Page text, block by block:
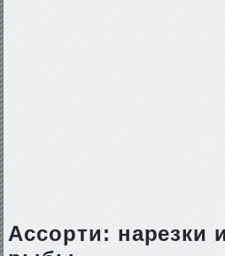
Ассорти: нарезки